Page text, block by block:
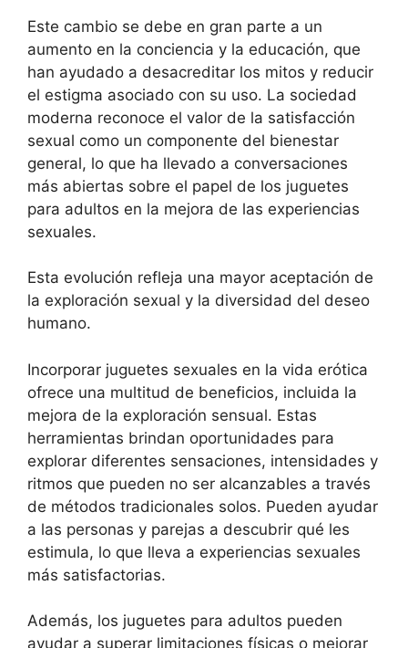
Este cambio se debe en gran parte a un
aumento en la conciencia y la educación, que
han ayudado a desacreditar los mitos y reducir
el estigma asociado con su uso. La sociedad
moderna reconoce el valor de la satisfacción
sexual como un componente del bienestar
general, lo que ha llevado a conversaciones
más abiertas sobre el papel de los juguetes
para adultos en la mejora de las experiencias
sexuales.
Esta evolución refleja una mayor aceptación de
la exploración sexual y la diversidad del deseo
humano.
Incorporar juguetes sexuales en la vida erótica
ofrece una multitud de beneficios, incluida la
mejora de la exploración sensual. Estas
herramientas brindan oportunidades para
explorar diferentes sensaciones, intensidades y
ritmos que pueden no ser alcanzables a través
de métodos tradicionales solos. Pueden ayudar
a las personas y parejas a descubrir qué les
estimula, lo que lleva a experiencias sexuales
más satisfactorias.
Además, los juguetes para adultos pueden
ayudar a superar limitaciones físicas o mejorar